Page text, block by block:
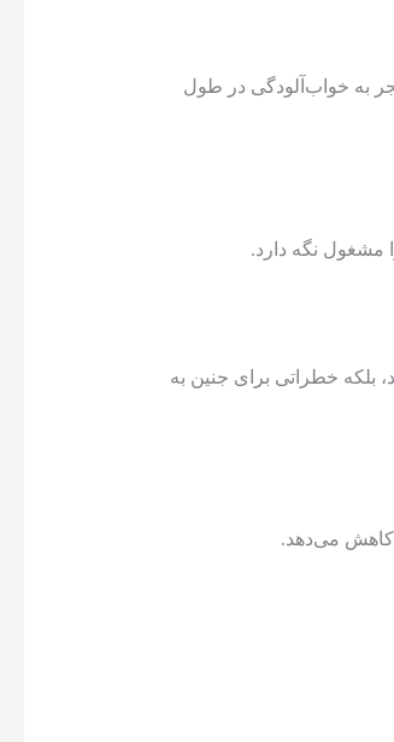
به خواب‌آلودگی در طول
مشغول نگه دارد.
خطراتی برای جنین به
کاهش می‌دهد.